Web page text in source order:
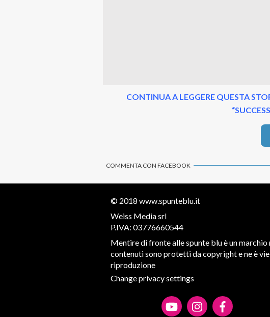
CONTINUA A LEGGERE QUESTA
COMMENTA CON FACEBOOK
© 2018 www.spunteblu.it
Weiss Media srl
P.IVA: 03776660544
Mentire di fronte alle spunte blu è un
contenuti sono protetti da copyright e ne è
riproduzione
Change privacy settings